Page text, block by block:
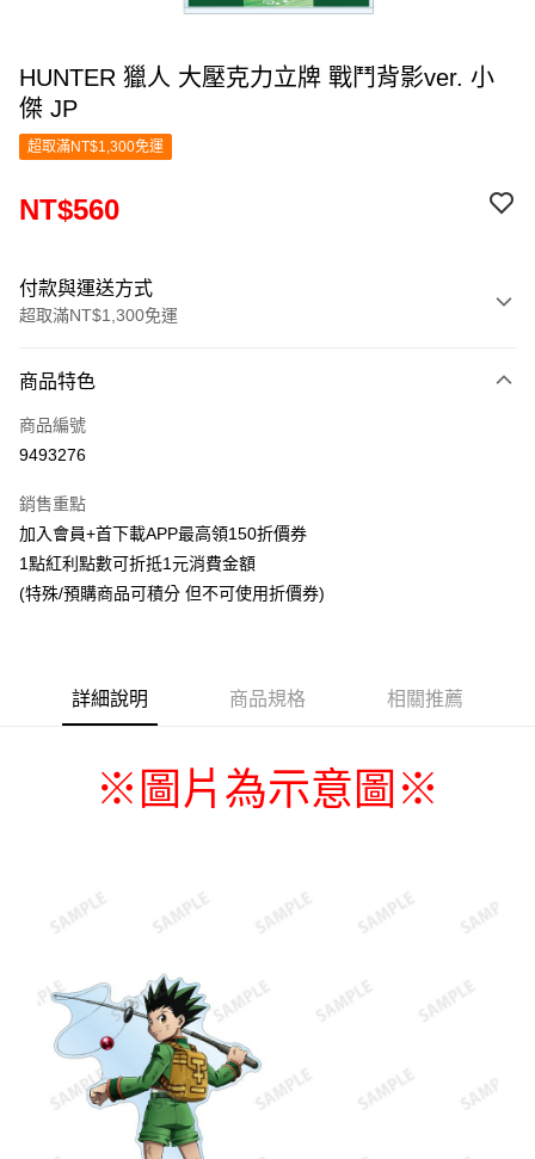
HUNTER 獵人 大壓克力立牌 戰鬥背影ver. 小
傑 JP
超取滿NT$1,300免運
NT$560
付款與運送方式
超取滿NT$1,300免運
信用卡一次付款
超商取貨付款
Apple Pay
悠遊付
貨到付款
全家取貨付款
每筆NT$9,999
7-11取貨付款
每筆NT$65，滿NT$1,300(含以上)免運費
付款後7-11取貨
每筆NT$65，滿NT$1,300(含以上)免運費
商品特色
商品編號
9493276
銷售重點
加入會員+首下載APP最高領150折價券
1點紅利點數可折抵1元消費金額
(特殊/預購商品可積分 但不可使用折價券)
詳細說明 商品規格 相關推薦
※ 圖片為示意圖 ※